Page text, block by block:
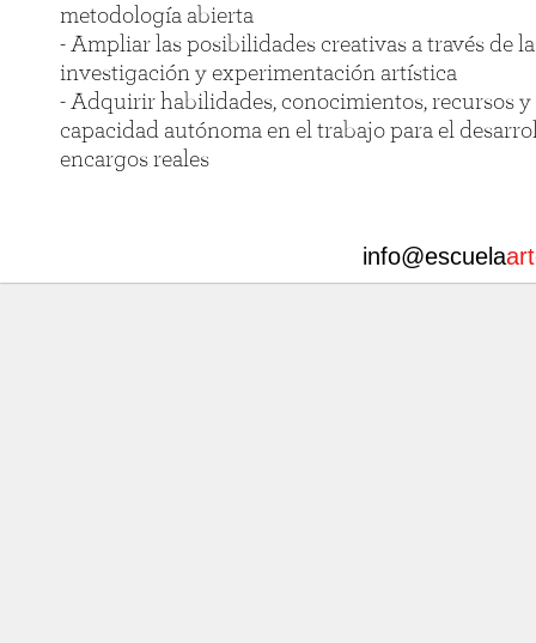
metodología abierta
- Ampliar las posibilidades creativas a través de la
investigación y experimentación artística
- Adquirir habilidades, conocimientos, recursos y
capacidad autónoma en el trabajo para el
encargos reales
info@escuela